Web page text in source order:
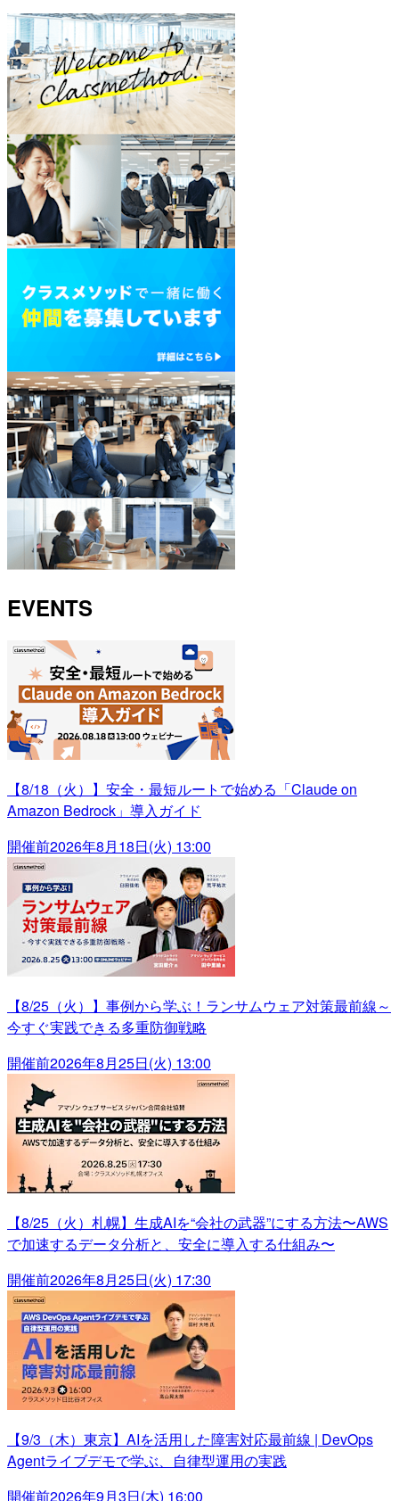
EVENTS
【8/18（火）】安全・最短ルートで始める「Claude on
Amazon Bedrock」導入ガイド
開催前2026年8月18日(火) 13:00
【8/25（火）】事例から学ぶ！ランサムウェア対策最前線～
今すぐ実践できる多重防御戦略
開催前2026年8月25日(火) 13:00
【8/25（火）札幌】生成AIを“会社の武器”にする方法〜AWS
で加速するデータ分析と、安全に導入する仕組み〜
開催前2026年8月25日(火) 17:30
【9/3（木）東京】AIを活用した障害対応最前線 | DevOps
Agentライブデモで学ぶ、自律型運用の実践
開催前2026年9月3日(木) 16:00